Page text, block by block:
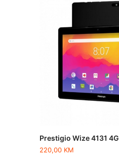
Prestigio Wize 4131 4G
220,00 KM